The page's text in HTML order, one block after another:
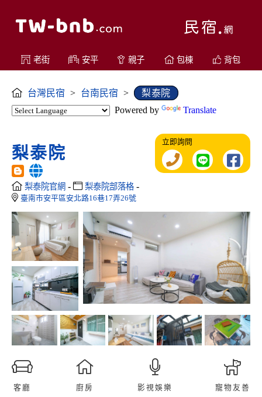
老街 安平 親子 包棟 背包
台灣民宿 > 台南民宿 >
梨泰院
Powered by
Translate
梨泰院
梨泰院官網 - 梨泰院部落格 -
臺南市安平區安北路16巷17弄26號
立即詢問
客廳 廚房 影視娛樂 寵物友善